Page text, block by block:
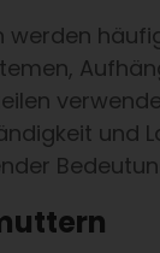
werden
und